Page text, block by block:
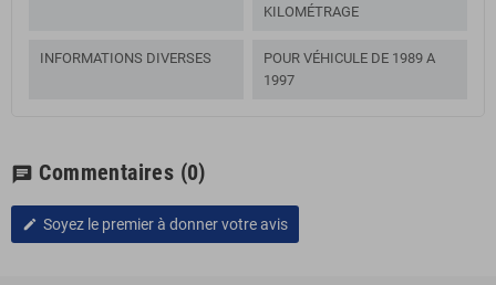
KILOMÉTRAGE
INFORMATIONS DIVERSES
POUR VÉHICULE DE 1989 A
1997
chat Commentaires (0)
edit Soyez le premier à donner votre avis